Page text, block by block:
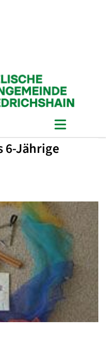
6-Jährige